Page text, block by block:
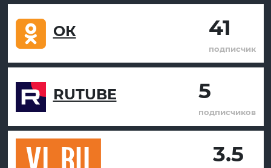
ОК 41
подписчик
RUTUBE 5
подписчиков
3.5